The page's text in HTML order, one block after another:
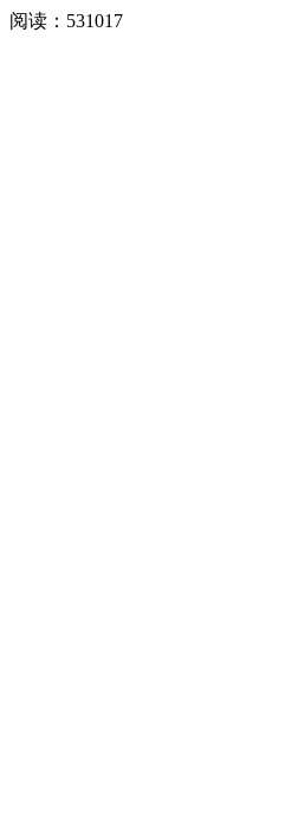
阅读： 531017